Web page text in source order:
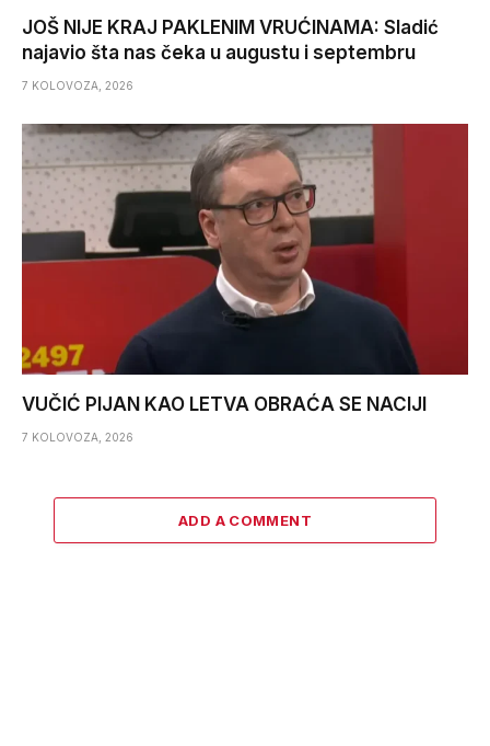
JOŠ NIJE KRAJ PAKLENIM VRUĆINAMA: Sladić
najavio šta nas čeka u augustu i septembru
7 KOLOVOZA, 2026
VUČIĆ PIJAN KAO LETVA OBRAĆA SE NACIJI
7 KOLOVOZA, 2026
ADD A COMMENT